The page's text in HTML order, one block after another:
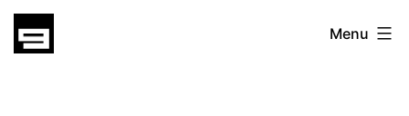
Skip
gatsu
Menu